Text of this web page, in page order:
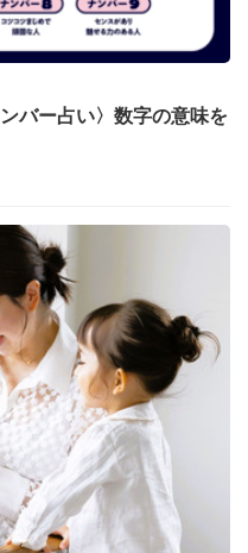
バー占い〉数字の意味を